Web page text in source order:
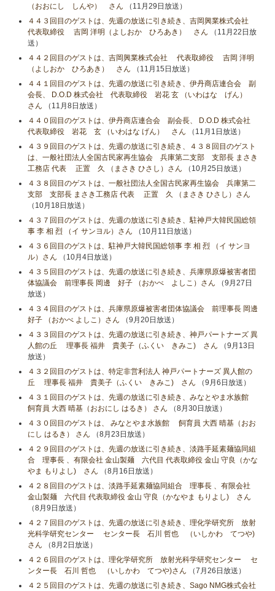
（おおにし しんや） さん （11月29日放送）
４４３回目のゲストは、先週の放送に引き続き、吉岡興業株式会社
代表取締役 吉岡 洋明（よしおか ひろあき） さん （11月22日放
送）
４４２回目のゲストは、吉岡興業株式会社 代表取締役 吉岡 洋明
（よしおか ひろあき） さん （11月15日放送）
４４１回目のゲストは、先週の放送に引き続き、伊丹商店連合会 副
会長、 D.O.D 株式会社 代表取締役 岩花 玄 （いわはな げん）
さん （11月8日放送）
４４０回目のゲストは、伊丹商店連合会 副会長、 D.O.D 株式会社
代表取締役 岩花 玄 （いわはな げん） さん （11月1日放送）
４３９回目のゲストは、先週の放送に引き続き、４３８回目のゲスト
は、一般社団法人全国古民家再生協会 兵庫第二支部 支部長 まさき
工務店 代表 正置 久 （まさき ひさし）さん （10月25日放送）
４３８回目のゲストは、一般社団法人全国古民家再生協会 兵庫第二
支部 支部長 まさき工務店 代表 正置 久 （まさき ひさし）さん
（10月18日放送）
４３７回目のゲストは、先週の放送に引き続き、駐神戸大韓民国総領
事 李 相 烈 （イ サンヨル）さん （10月11日放送）
４３６回目のゲストは、駐神戸大韓民国総領事 李 相 烈 （イ サンヨ
ル）さん （10月4日放送）
４３５回目のゲストは、先週の放送に引き続き、兵庫県原爆被害者団
体協議会 前理事長 岡邊 好子 （おかべ よしこ）さん （9月27日
放送）
４３４回目のゲストは、兵庫県原爆被害者団体協議会 前理事長 岡邊
好子 （おかべ よしこ）さん （9月20日放送）
４３３回目のゲストは、先週の放送に引き続き、神戸パートナーズ 異
人館の丘 理事長 福井 貴美子（ふくい きみこ) さん （9月13日
放送）
４３２回目のゲストは、特定非営利法人 神戸パートナーズ 異人館の
丘 理事長 福井 貴美子（ふくい きみこ) さん （9月6日放送）
４３１回目のゲストは、先週の放送に引き続き、みなとやま水族館
飼育員 大西 晴基（おおにし はるき） さん （8月30日放送）
４３０回目のゲストは、 みなとやま水族館 飼育員 大西 晴基（おお
にし はるき） さん （8月23日放送）
４２９回目のゲストは、先週の放送に引き続き、淡路手延素麺協同組
合 理事長 、有限会社 金山製麺 六代目 代表取締役 金山 守良（かな
やま もりよし) さん （8月16日放送）
４２８回目のゲストは、淡路手延素麺協同組合 理事長 、有限会社
金山製麺 六代目 代表取締役 金山 守良（かなやま もりよし) さん
（8月9日放送）
４２７回目のゲストは、先週の放送に引き続き、理化学研究所 放射
光科学研究センター センター長 石川 哲也 （いしかわ てつや)
さん （8月2日放送）
４２６回目のゲストは、理化学研究所 放射光科学研究センター セ
ンター長 石川 哲也 （いしかわ てつや)さん （7月26日放送）
４２５回目のゲストは、先週の放送に引き続き、Sago NMG株式会社